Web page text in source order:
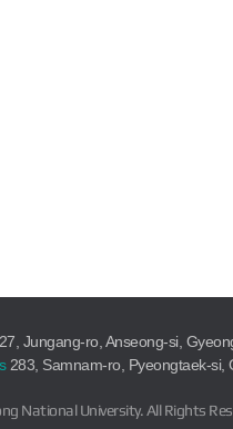
Jungang-ro, Anseong-si,
283, Samnam-ro, Pyeongtaek-si,
National University. All Rights